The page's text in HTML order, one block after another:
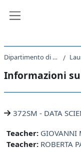
Dipartimento di Matematica e Geoscienze
Informazioni
372SM - DATA
Teacher: GIOVANNI
Teacher: ROBERTA